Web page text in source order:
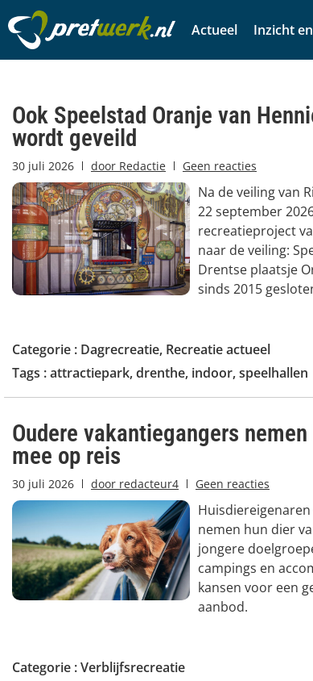
Actueel Inzicht
Ook Speelstad Oranje van
wordt geveild
30 juli 2026 door Redactie Geen reacties
Na de veiling van
22 september
recreatieproject
naar de veiling:
Drentse plaatsje
sinds 2015
Categorie : Dagrecreatie, Recreatie actueel
Tags :attractiepark,drenthe, indoor,speelhallen
Oudere vakantiegangers
mee op reis
30 juli 2026 door redacteur4 Geen reacties
nemen hun dier
jongere
campings en
kansen voor een
aanbod.
Categorie :Verblijfsrecreatie